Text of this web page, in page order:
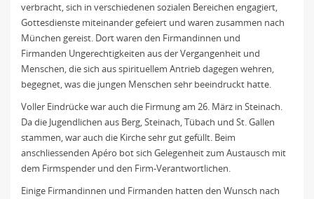
verbracht, sich in verschiedenen sozialen Bereichen engagiert,
Gottesdienste miteinander gefeiert und waren zusammen nach
München gereist. Dort waren den Firmandinnen und
Firmanden Ungerechtigkeiten aus der Vergangenheit und
Menschen, die sich aus spirituellem Antrieb dagegen wehren,
begegnet, was die jungen Menschen sehr beeindruckt hatte.
Voller Eindrücke war auch die Firmung am 26. März in Steinach.
Da die Jugendlichen aus Berg, Steinach, Tübach und St. Gallen
stammen, war auch die Kirche sehr gut gefüllt. Beim
anschliessenden Apéro bot sich Gelegenheit zum Austausch mit
dem Firmspender und den Firm-Verantwortlichen.
Einige Firmandinnen und Firmanden hatten den Wunsch nach